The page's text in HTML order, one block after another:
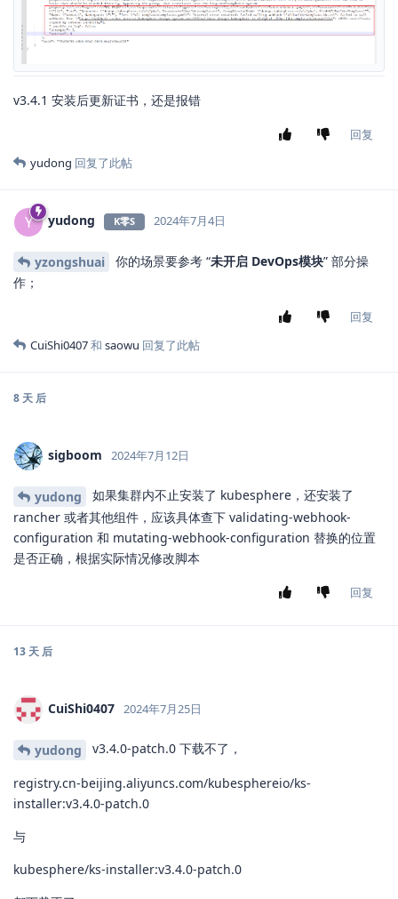
v3.4.1 安装后更新证书，还是报错
回复
yudong 回复了此帖
Y yudong K零S 2024年7月4日
yzongshuai 你的场景要参考 “未开启 DevOps模块” 部分操
作；
回复
CuiShi0407和 saowu 回复了此帖
8 天 后
sigboom 2024年7月12日
yudong
如果集群内不止安装了 kubesphere，还安装了
rancher 或者其他组件，应该具体查下 validating-webhook-
configuration 和 mutating-webhook-configuration 替换的位置
是否正确，根据实际情况修改脚本
回复
13 天 后
CuiShi0407 2024年7月25日
yudong v3.4.0-patch.0 下载不了，
registry.cn-beijing.aliyuncs.com/kubesphereio/ks-
installer:v3.4.0-patch.0
与
kubesphere/ks-installer:v3.4.0-patch.0